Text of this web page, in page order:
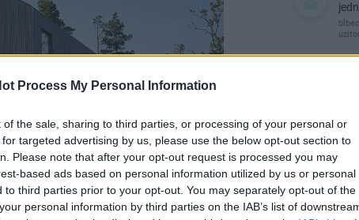
Process My Personal Information
of the sale, sharing to third parties, or processing of your personal or
targeted advertising by us, please use the below opt-out section to
Please note that after your opt-out request is processed you may
based ads based on personal information utilized by us or personal
to third parties prior to your opt-out. You may separately opt-out of the
personal information by third parties on the IAB’s list of
už
Ja